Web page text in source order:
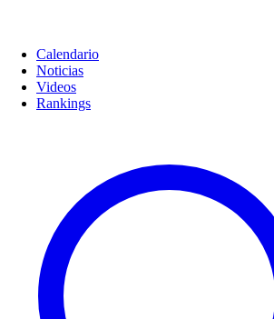
Calendario
Noticias
Videos
Rankings